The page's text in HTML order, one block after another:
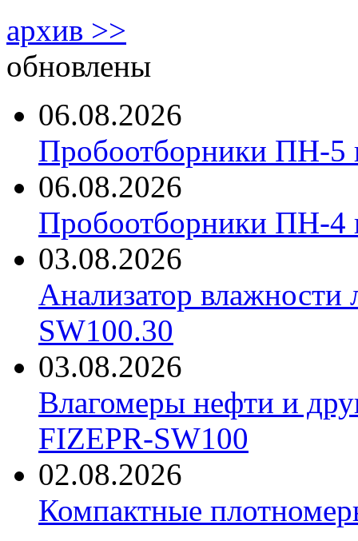
архив >>
обновлены
06.08.2026
Пробоотборники ПН-
06.08.2026
Пробоотборники ПН-
03.08.2026
Анализатор
SW100.30
03.08.2026
Влагомеры нефти и
FIZEPR-SW100
02.08.2026
Компактные